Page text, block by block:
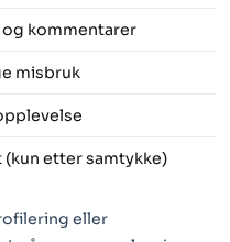
kommentarer
misbruk
etter samtykke)
eller